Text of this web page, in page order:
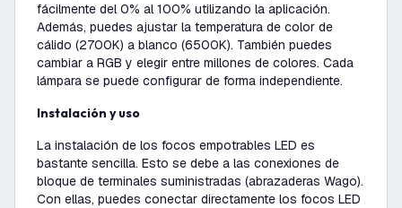
fácilmente del 0% al 100% utilizando la aplicación.
Además, puedes ajustar la temperatura de color de
cálido (2700K) a blanco (6500K). También puedes
cambiar a RGB y elegir entre millones de colores. Cada
lámpara se puede configurar de forma independiente.
Instalación y uso
La instalación de los focos empotrables LED es
bastante sencilla. Esto se debe a las conexiones de
bloque de terminales suministradas (abrazaderas Wago).
Con ellas, puedes conectar directamente los focos LED